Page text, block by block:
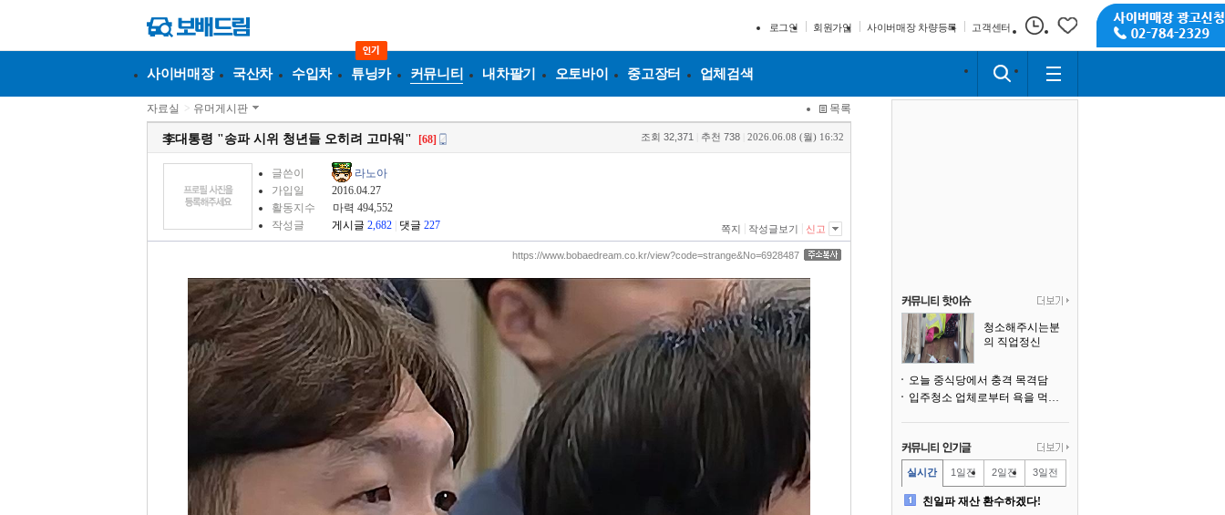
로그인 회원가입 사이버매장 차량등록 고객센터
사이버매장 국산차 수입차 튜닝카 커뮤니티 내차팔기 오토바이 중고장터 업체검색
자료실 > 유머게시판 목록
李대통령 "송파 시위 청년들 오히려 고마워" [68] 조회 32,371 추천 738 2026.06.08 (월) 16:32
글쓴이
라노아
가입일
2016.04.27
활동지수
마력 494,552
작성글
게시글 2,682 댓글 227 쪽지 작성글보기 신고
https://www.bobaedream.co.kr/view?code=strange&No=6928487
청소해주시는분
의 직업정신
오늘 중식당에서 충격 목격담
입주청소 업체로부터 욕을 먹고 있습니다
실시간 1일전 2일전 3일전
친일파 재산 환수하겠다!